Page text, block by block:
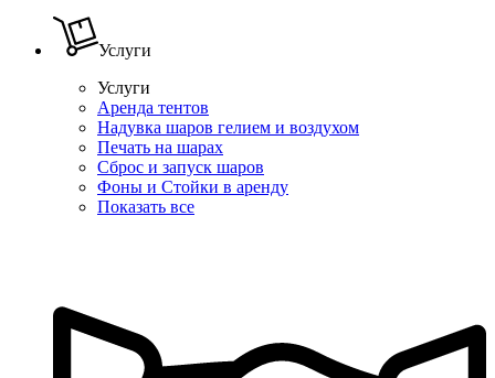
Услуги
Услуги
Аренда тентов
Надувка шаров гелием и воздухом
Печать на шарах
Сброс и запуск шаров
Фоны и Стойки в аренду
Показать все